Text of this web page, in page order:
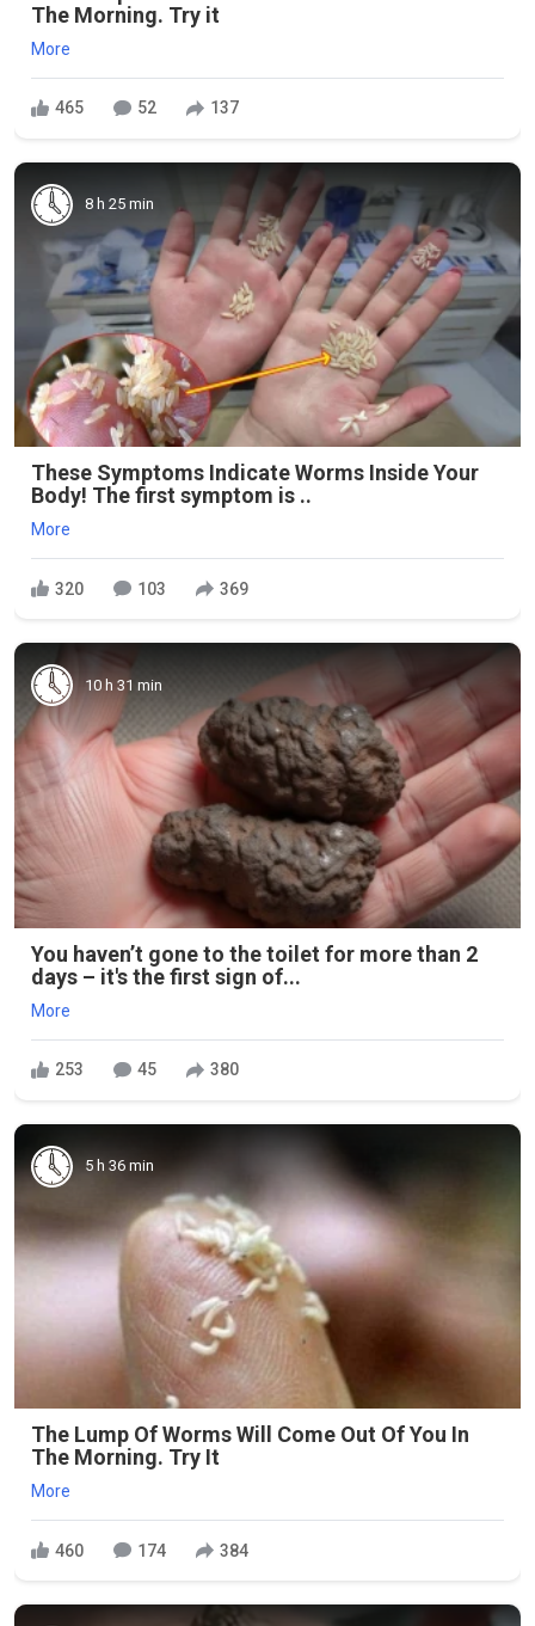
The Morning. Try it
More
465 52 137
8 h 25 min
These Symptoms Indicate Worms Inside Your
Body! The first symptom is ..
More
320 103 369
10 h 31 min
You haven’t gone to the toilet for more than 2
days – it's the first sign of...
More
253 45 380
5 h 36 min
The Lump Of Worms Will Come Out Of You In
The Morning. Try It
More
460 174 384